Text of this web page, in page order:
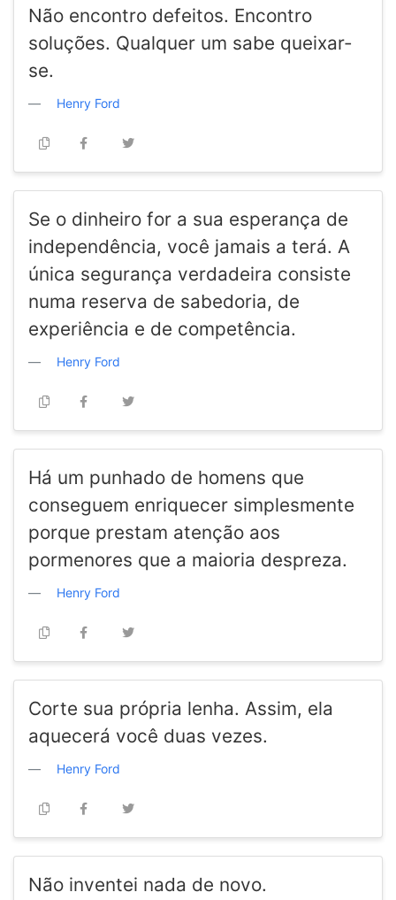
Não encontro defeitos. Encontro
soluções. Qualquer um sabe queixar-
se.
Henry Ford
Se o dinheiro for a sua esperança de
independência, você jamais a terá. A
única segurança verdadeira consiste
numa reserva de sabedoria, de
experiência e de competência.
Henry Ford
Há um punhado de homens que
conseguem enriquecer simplesmente
porque prestam atenção aos
pormenores que a maioria despreza.
Henry Ford
Corte sua própria lenha. Assim, ela
aquecerá você duas vezes.
Henry Ford
Não inventei nada de novo.